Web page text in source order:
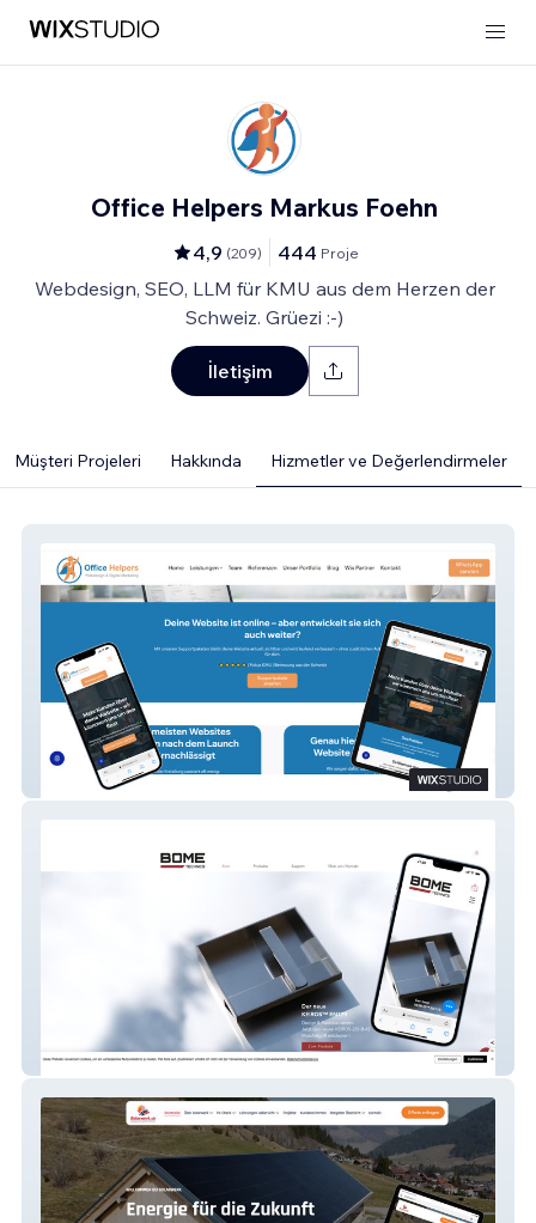
Office Helpers Markus Foehn
4,9 (209) 444 Proje
Webdesign, SEO, LLM für KMU aus dem Herzen der
Schweiz. Grüezi :-)
İletişim
Müşteri Projeleri Hakkında Hizmetler ve Değerlendirmeler
Office Helpers Webdesign, SEO und LLM
BOME Technics AG